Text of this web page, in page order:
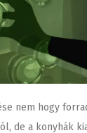
nem hogy
de a konyhák